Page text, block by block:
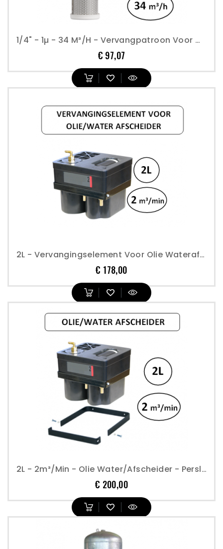
1/4" - 1µ - 34 M³/h - Vervangpatroon Voor Mechanische Basisfilter - Perslucht
€ 97,07
2L - Vervangingselement Voor Olie Waterafscheider
€ 178,00Prijs
2L - 2m³/min - Olie Water/afscheider - Perslucht
€ 200,00Prijs